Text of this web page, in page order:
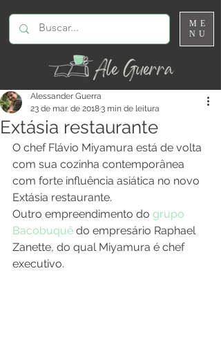
ME
NU
Extásia restaurante
Alessander Guerra
23 de mar. de 20183 min de leitura
O chef Flávio Miyamura está de volta
com sua cozinha contemporânea
com forte influência asiática no novo
Extásia restaurante.
Outro empreendimento do grupo
Bacobuquê do empresário Raphael
Zanette, do qual Miyamura é chef
executivo.